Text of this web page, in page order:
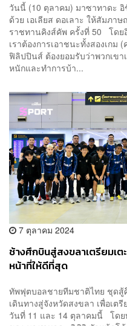
วันนี้ (10 ตุลาคม) มาซาทาดะ
ด้วย เอเลียส ดอเลาะ ให้สัมภ
ราชทานคิงส์คัพ ครั้งที่ 50 โดย
เราต้องการเอาชนะทั้งสองเกม
ฟิลิปปินส์ ต้องยอมรับว่าพวกเข
หนักและทำการบ้า...
7 ตุลาคม 2024
ช้างศึกบินสู่สงขลาเตรียมเ
หน้าที่ให้ดีที่สุด
ทัพฟุตบอลชายทีมชาติไทย ชุดสู้
เดินทางสู่จังหวัดสงขลา เพื่อเต
วันที่ 11 และ 14 ตุลาคมนี้ โด